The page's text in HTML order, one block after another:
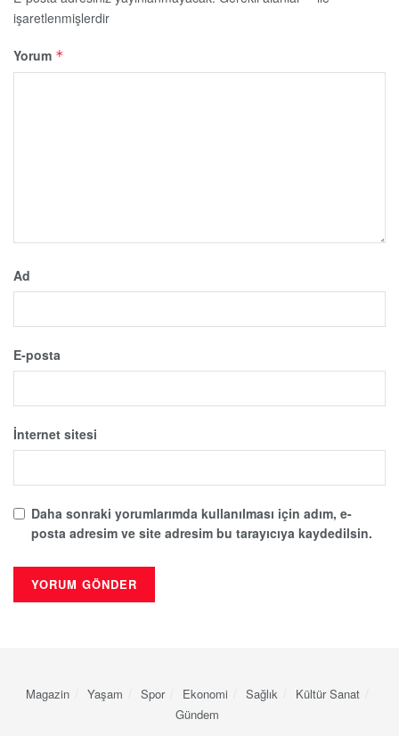
işaretlenmişlerdir
Yorum *
Ad
E-posta
İnternet sitesi
Daha sonraki yorumlarımda kullanılması için adım, e-
posta adresim ve site adresim bu tarayıcıya kaydedilsin.
Magazin Yaşam Spor Ekonomi Sağlık
Kültür Sanat
Gündem